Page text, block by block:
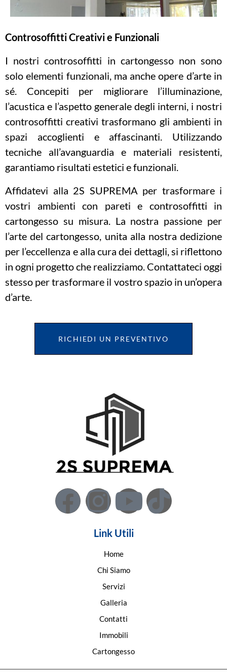
Controsoffitti Creativi e Funzionali
I nostri controsoffitti in cartongesso non sono
solo elementi funzionali, ma anche opere d’arte in
sé. Concepiti per migliorare l’illuminazione,
l’acustica e l’aspetto generale degli interni, i nostri
controsoffitti creativi trasformano gli ambienti in
spazi accoglienti e affascinanti. Utilizzando
tecniche all’avanguardia e materiali resistenti,
garantiamo risultati estetici e funzionali.
Affidatevi alla 2S SUPREMA per trasformare i
vostri ambienti con pareti e controsoffitti in
cartongesso su misura. La nostra passione per
l’arte del cartongesso, unita alla nostra dedizione
per l’eccellenza e alla cura dei dettagli, si riflettono
in ogni progetto che realizziamo. Contattateci oggi
stesso per trasformare il vostro spazio in un’opera
d’arte.
RICHIEDI UN PREVENTIVO
Link Utili
Home
Chi Siamo
Servizi
Galleria
Contatti
Immobili
Cartongesso